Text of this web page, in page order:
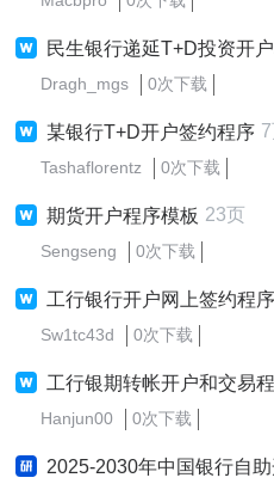
民生银行递延T+D投资开
Dragh_mgs 0次下载
某银行T+D开户签约程序
Tashaflorentz 0次下载
期货开户程序模板 23页
Sengseng 0次下载
工行银行开户网上签约程序
Sw1tc43d 0次下载
工行银期转帐开户和交易
Hanjun00 0次下载
2025-2030年中国银行自助开户机器人行